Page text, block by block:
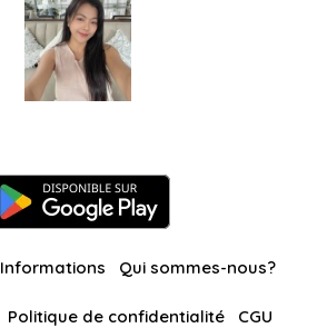
Informations Qui sommes-nous?
Politique de confidentialité CGU